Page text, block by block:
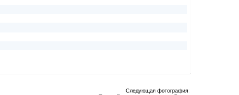
Следующая фотография: